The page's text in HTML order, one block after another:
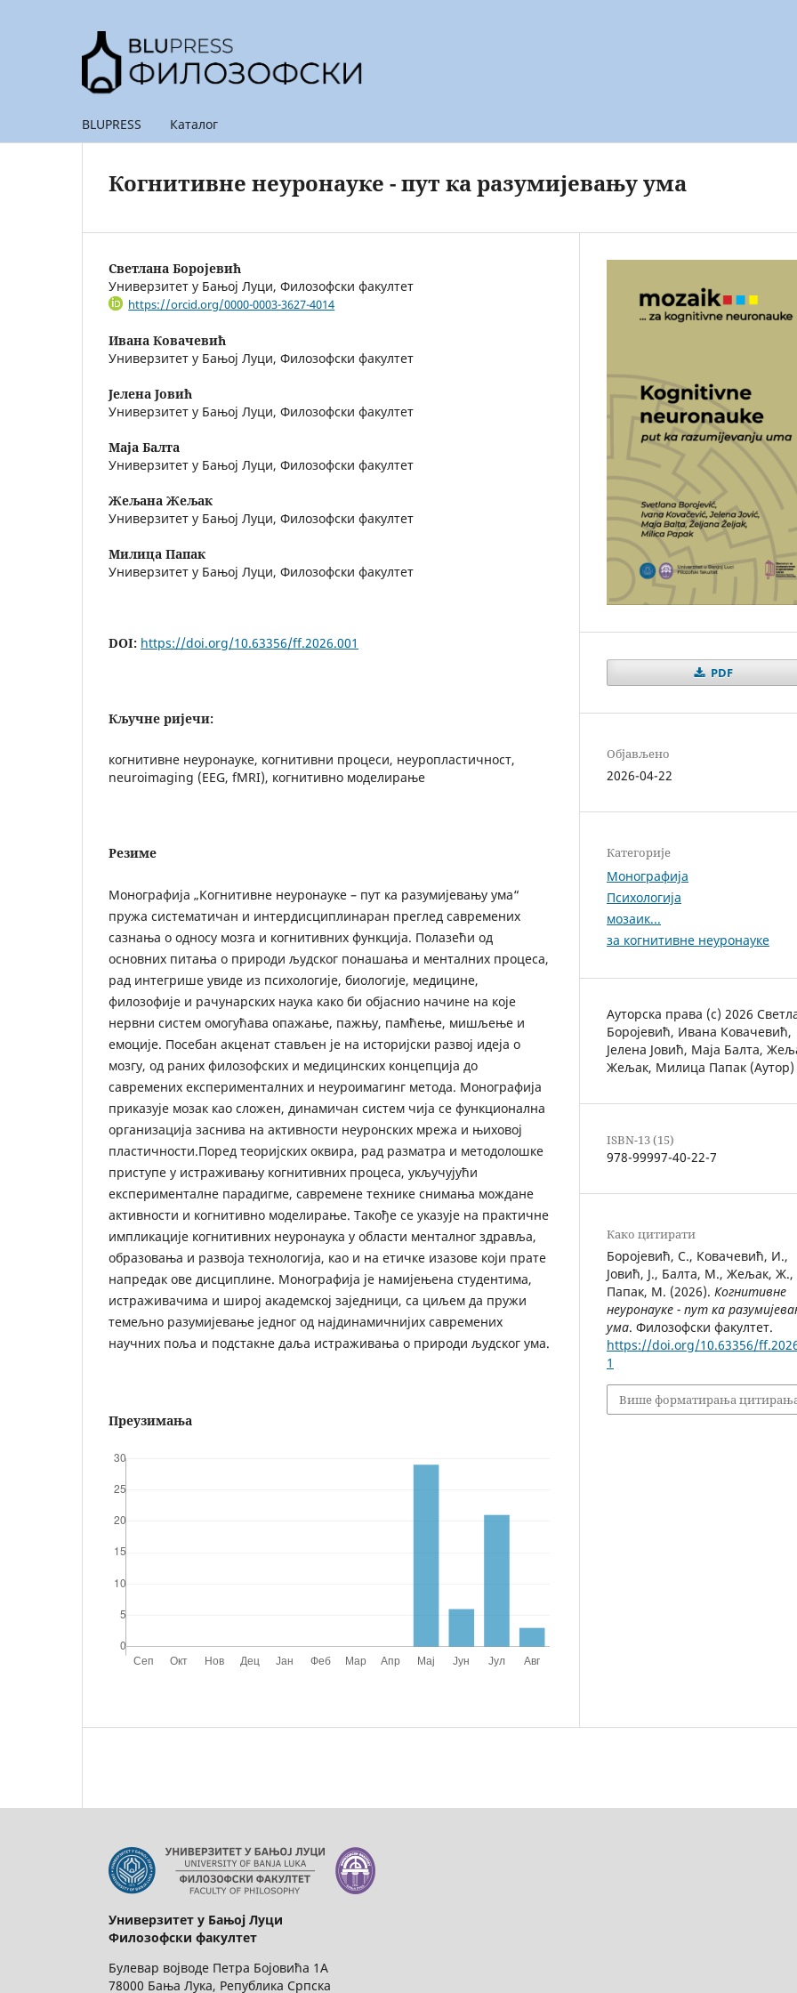
BLUPRESS Каталог
Когнитивне неуронауке - пут ка разумијевању ума
Светлана Боројевић
Универзитет у Бањој Луци, Филозофски факултет
https://orcid.org/0000-0003-3627-4014
Ивана Ковачевић
Универзитет у Бањој Луци, Филозофски факултет
Јелена Јовић
Универзитет у Бањој Луци, Филозофски факултет
Маја Балта
Универзитет у Бањој Луци, Филозофски факултет
Жељана Жељак
Универзитет у Бањој Луци, Филозофски факултет
Милица Папак
Универзитет у Бањој Луци, Филозофски факултет
DOI: https://doi.org/10.63356/ff.2026.001
Кључне ријечи:
когнитивне неуронауке, когнитивни процеси, неуропластичност,
neuroimaging (EEG, fMRI), когнитивно моделирање
Резиме
Монографија „Когнитивне неуронауке – пут ка разумијевању ума“
пружа систематичан и интердисциплинаран преглед савремених
сазнања о односу мозга и когнитивних функција. Полазећи од
основних питања о природи људског понашања и менталних процеса,
рад интегрише увиде из психологије, биологије, медицине,
филозофије и рачунарских наука како би објаснио начине на које
нервни систем омогућава опажање, пажњу, памћење, мишљење и
емоције. Посебан акценат стављен је на историјски развој идеја о
мозгу, од раних филозофских и медицинских концепција до
савремених експерименталних и неуроимагинг метода. Монографија
приказује мозак као сложен, динамичан систем чија се функционална
организација заснива на активности неуронских мрежа и њиховој
пластичности.Поред теоријских оквира, рад разматра и методолошке
приступе у истраживању когнитивних процеса, укључујући
експерименталне парадигме, савремене технике снимања мождане
активности и когнитивно моделирање. Такође се указује на практичне
импликације когнитивних неуронаука у области менталног здравља,
образовања и развоја технологија, као и на етичке изазове који прате
напредак ове дисциплине. Монографија је намијењена студентима,
истраживачима и широј академској заједници, са циљем да пружи
темељно разумијевање једног од најдинамичнијих савремених
научних поља и подстакне даља истраживања о природи људског ума.
Преузимања
PDF
Објављено
2026-04-22
Категорије
Монографија
Психологија
мозаик...
за когнитивне неуронауке
Ауторска права (c) 2026
Боројевић, Ивана Ковачевић,
Јелена Јовић, Маја Балта,
Жељак, Милица Папак (Аутор)
ISBN-13 (15)
978-99997-40-22-7
Како цитирати
Боројевић, С., Ковачевић, И.,
Јовић, Ј., Балта, М., Жељак, Ж.,
Папак, М. (2026). Когнитивне
неуронауке - пут ка
ума. Филозофски факултет.
https://doi.org/10.63356/
1
Више форматирања
Универзитет у Бањој Луци
Филозофски факултет
Булевар војводе Петра Бојовића 1А
78000 Бања Лука, Република Српска